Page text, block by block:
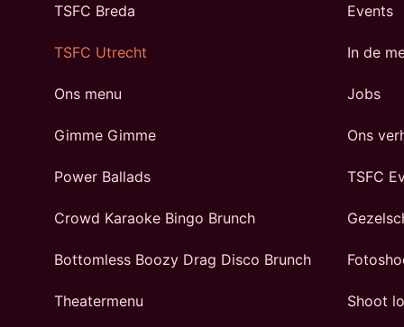
TSFC Breda
TSFC Utrecht
Ons menu
Gimme Gimme
Power Ballads
Crowd Karaoke Bingo Brunch
Bottomless Boozy Drag Disco Brunch
Theatermenu
Events
In de
Jobs
Ons
TSFC
Shoot